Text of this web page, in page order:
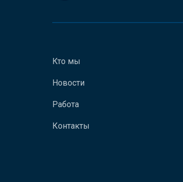
Кто мы
Новости
Работа
Контакты